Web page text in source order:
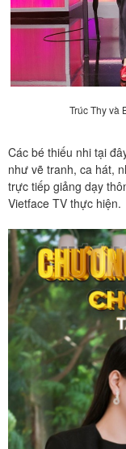
Trúc Thy và
Các bé thiếu nhi tại
như vẽ tranh, ca hát,
trực tiếp giảng dạy
Vietface TV thực hiện.